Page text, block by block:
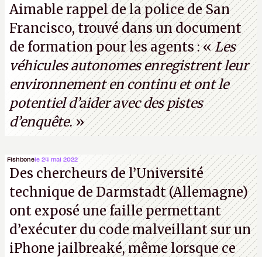
Aimable rappel de la police de San
Francisco, trouvé dans un document
de formation pour les agents : «Les
véhicules autonomes enregistrent leur
environnement en continu et ont le
potentiel d’aider avec des pistes
d’enquête.»
Fishbonele 24 mai 2022
Des chercheurs de l’Université
technique de Darmstadt (Allemagne)
ont exposé une faille permettant
d’exécuter du code malveillant sur un
iPhone jailbreaké, même lorsque ce